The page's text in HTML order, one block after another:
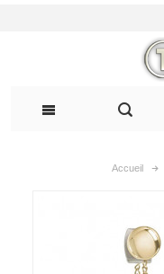
Accueil